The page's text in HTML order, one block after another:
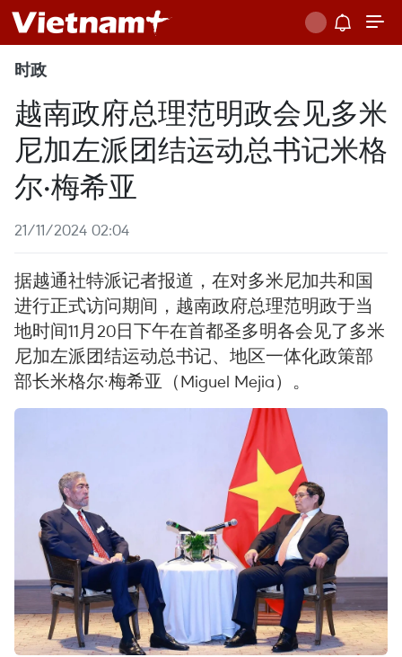
时政
越南政府总理范明政会见多米
尼加左派团结运动总书记米格
尔·梅希亚
21/11/2024 02:04
据越通社特派记者报道，在对多米尼加共和国
进行正式访问期间，越南政府总理范明政于当
地时间11月20日下午在首都圣多明各会见了多米
尼加左派团结运动总书记、地区一体化政策部
部长米格尔·梅希亚（Miguel Mejia）。